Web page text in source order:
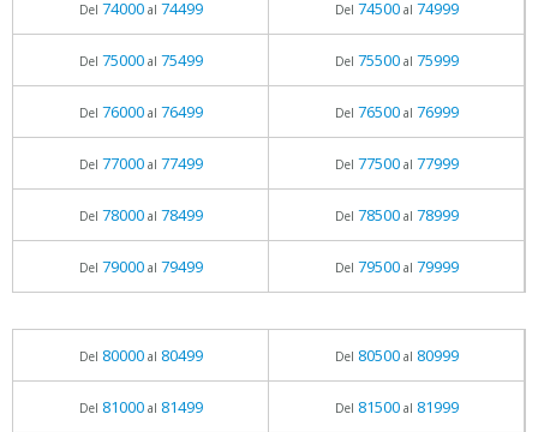
Del 74000al 74499 Del 74500al 74999
Del 75000al 75499 Del 75500al 75999
Del 76000al 76499 Del 76500al 76999
Del 77000al 77499 Del 77500al 77999
Del 78000al 78499 Del 78500al 78999
Del 79000al 79499 Del 79500al 79999
Del 80000al 80499 Del 80500al 80999
Del 81000al 81499 Del 81500al 81999